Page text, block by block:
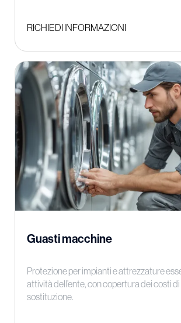
RICHIEDI INFORMAZIONI
Guasti macchine
Protezione per impianti e attrezzature
attività dell’ente, con copertura dei costi
sostituzione.